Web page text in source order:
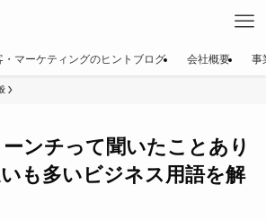
・マーケティングのヒントブログ 会社概要 事
ンチって聞いたことあり
も多いビジネス用語を解